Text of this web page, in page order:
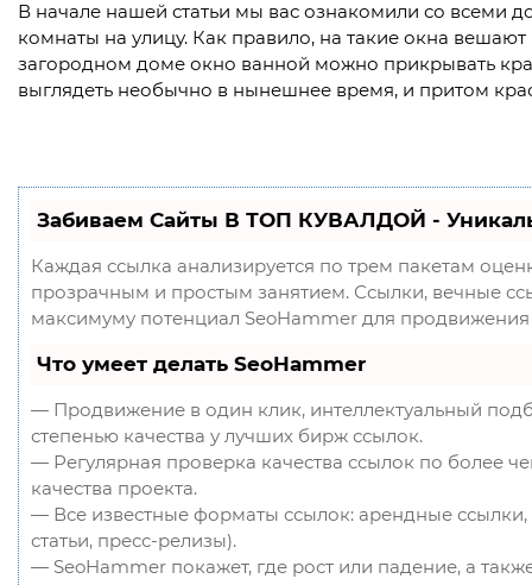
В начале нашей статьи мы вас ознакомили со всеми
комнаты на улицу. Как правило, на такие окна
загородном доме окно ванной можно прикрывать
выглядеть необычно в нынешнее время, и притом
Забиваем Сайты В ТОП КУВАЛДОЙ -
Каждая ссылка анализируется по трем пакетам
прозрачным и простым занятием. Ссылки, вечные
максимуму потенциал SeoHammer для продвижения
Что умеет делать SeoHammer
— Продвижение в один клик, интеллектуальный
степенью качества у лучших бирж ссылок.
— Регулярная проверка качества ссылок по более
качества проекта.
— Все известные форматы ссылок: арендные
статьи, пресс-релизы).
— SeoHammer покажет, где рост или падение, а